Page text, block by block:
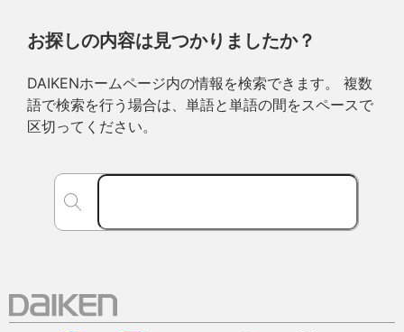
お探しの内容は見つかりましたか？
DAIKENホームページ内の情報を検索できます。 複数
語で検索を行う場合は、単語と単語の間をスペースで
区切ってください。